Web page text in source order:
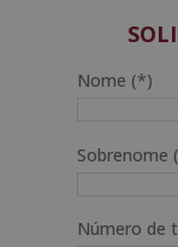
Nome (*)
Sobrenome
Número de